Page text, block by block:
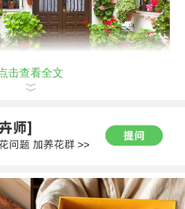
击查看全文